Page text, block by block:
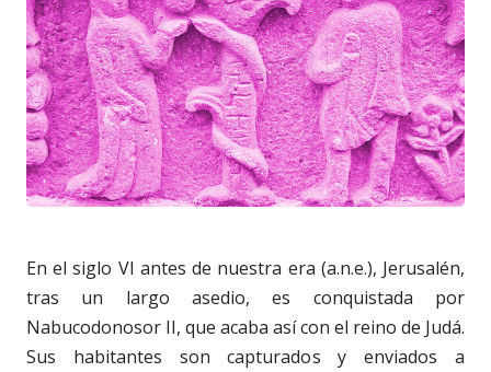
En el siglo VI antes de nuestra era (a.n.e.), Jerusalén,
tras un largo asedio, es conquistada por
Nabucodonosor II, que acaba así con el reino de Judá.
Sus habitantes son capturados y enviados a